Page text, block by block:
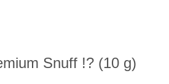
Snuff !? (10 g)